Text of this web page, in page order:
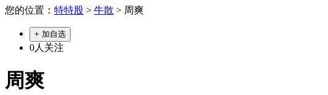
您的位置： 特特股 > 牛散 > 周爽
+ 加自选
0人关注
周爽